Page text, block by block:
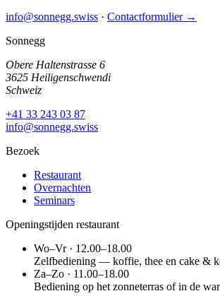
info@sonnegg.swiss · Contactformulier →
Sonnegg
Obere Haltenstrasse 6
3625 Heiligenschwendi
Schweiz
+41 33 243 03 87
info@sonnegg.swiss
Bezoek
Restaurant
Overnachten
Seminars
Openingstijden restaurant
Wo–Vr · 12.00–18.00
Zelfbediening — koffie, thee en cake &
Za–Zo · 11.00–18.00
Bediening op het zonneterras of in de